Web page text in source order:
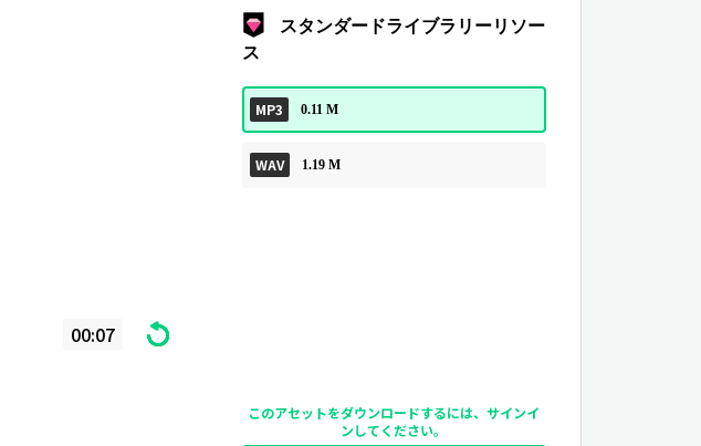
00:07
スタンダードライブラリーリソー
ス
MP3 0.11 M
WAV 1.19 M
このアセットをダウンロードするには、サインイ
ンしてください。